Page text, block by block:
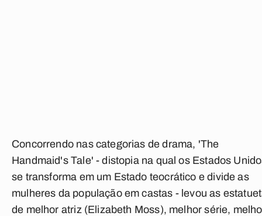
Concorrendo nas categorias de drama, 'The
Handmaid's Tale' - distopia na qual os Estados
se transforma em um Estado teocrático e divide as
mulheres da população em castas - levou as
de melhor atriz (Elizabeth Moss), melhor série,